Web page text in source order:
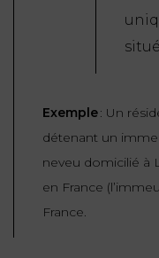
Exemple: Un
détenant un
neveu domicilié à
en France
France.